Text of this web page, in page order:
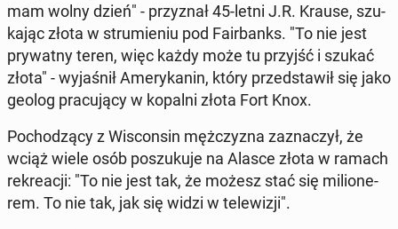
mam wolny dzień" - przy­znał 45-letni J.R. Krause, szu­
ka­jąc złota w stru­mie­niu pod Fa­ir­banks. "To nie jest
pry­wat­ny teren, więc każdy może tu przyjść i szukać
złota" - wy­ja­śnił Ame­ry­ka­nin, który przed­sta­wił się jako
geolog pra­cu­ją­cy w kopalni złota Fort Knox.
Po­cho­dzą­cy z Wi­scon­sin męż­czy­zna za­zna­czył, że
wciąż wiele osób po­szu­ku­je na Alasce złota w ramach
re­kre­acji: "To nie jest tak, że możesz stać się mi­lio­ne­
rem. To nie tak, jak się widzi w te­le­wi­zji".